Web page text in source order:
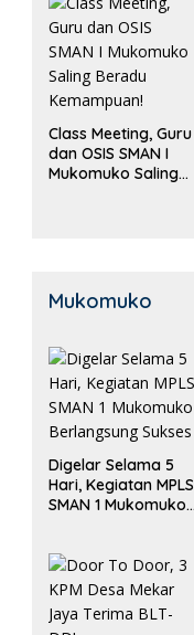
Class Meeting, Guru
dan OSIS SMAN I
Mukomuko Saling
Mukomuko
Digelar Selama 5
Hari, Kegiatan MPLS
SMAN 1 Mukomuko